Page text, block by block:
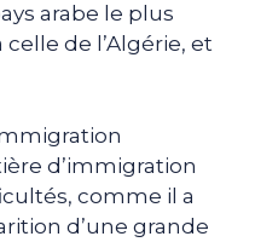
arabe le plus
de l’Algérie, et
d’immigration
comme il a
d’une grande